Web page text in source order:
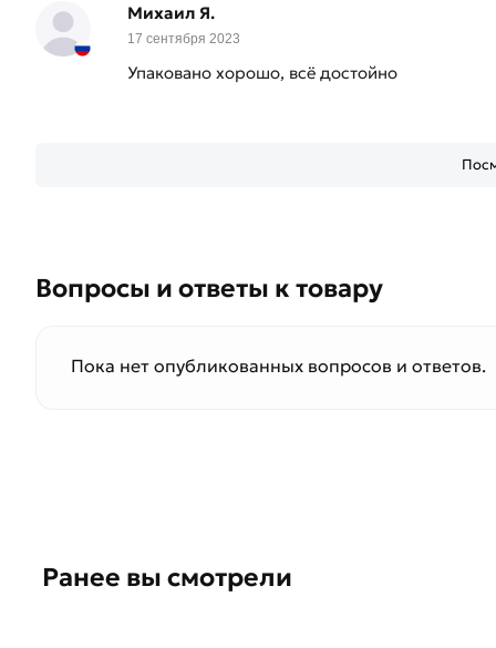
Михаил Я.
17 сентября 2023
Упаковано хорошо, всё достойно
Вопросы и ответы к товару
Пока нет опубликованных вопросов и ответов.
Ранее вы смотрели